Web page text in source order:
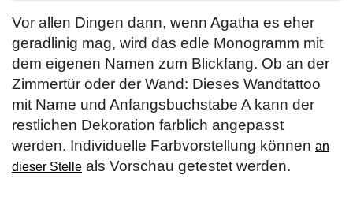
Vor allen Dingen dann, wenn Agatha es eher
geradlinig mag, wird das edle Monogramm mit
dem eigenen Namen zum Blickfang. Ob an der
Zimmertür oder der Wand: Dieses Wandtattoo
mit Name und Anfangsbuchstabe A kann der
restlichen Dekoration farblich angepasst
werden. Individuelle Farbvorstellung können an
dieser Stelle als Vorschau getestet werden.